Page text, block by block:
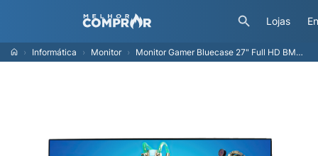
Lojas
Informática Monitor Monitor Gamer Bluecase 27" Full HD BM2710GWH1 144Hz HDMI DP - Preto